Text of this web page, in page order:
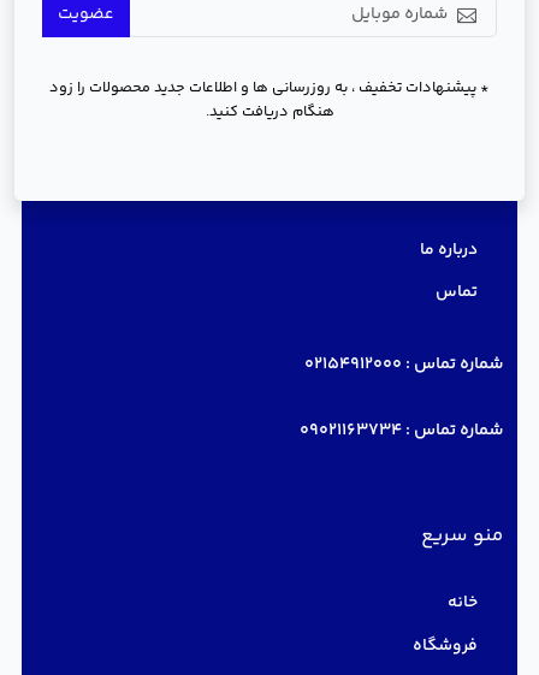
عضویت
* پیشنهادات تخفیف ، به روزرسانی ها و اطلاعات جدید محصولات را زود
هنگام دریافت کنید.
درباره ما
تماس
شماره تماس : 02154912000
شماره تماس :09021163734
منو سریع
خانه
فروشگاه